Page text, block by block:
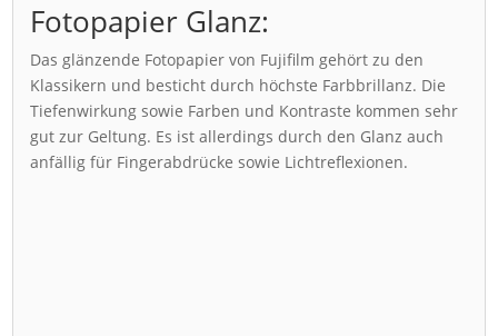
Fotopapier Glanz:
Das glänzende Fotopapier von Fujifilm gehört zu den
Klassikern und besticht durch höchste Farbbrillanz. Die
Tiefenwirkung sowie Farben und Kontraste kommen sehr
gut zur Geltung. Es ist allerdings durch den Glanz auch
anfällig für Fingerabdrücke sowie Lichtreflexionen.